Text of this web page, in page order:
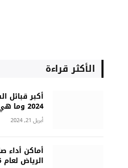
الأكثر قراءة
أكبر قبائل
2024 وما هي أكبر قبيلة
أبريل 21, 2024
أماكن أداء
الرياض لعام 2025